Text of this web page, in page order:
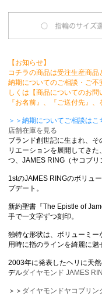
【お知らせ】
コチラの商品は受注生産商品
納期についてのご相談・ご
しくは【商品についてのお
『お名前』、『ご送付先』
＞＞納期についてご相談はこ
店舗在庫を見る
ブランド創世記に生まれ、
リエーションを展開してき
つ、JAMES RING（ヤコブリ
1stのJAMES RINGのボリュ
プデート。
新約聖書『The Epistle of
手で一文字ずつ刻印。
独特な形状は、ボリューミ
用時に指のラインを綺麗に魅
2003年に発表したヘリに天
デルダイヤモンド JAMES
＞＞ ダイヤモンドヤコブリン